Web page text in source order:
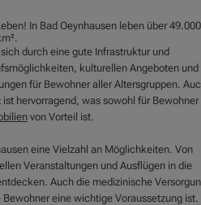
In Bad Oeynhausen leben über 49.000
durch eine gute Infrastruktur und
kulturellen Angeboten und
für Bewohner aller Altersgruppen.
hervorragend, was sowohl für Bewohner
von Vorteil ist.
eine Vielzahl an Möglichkeiten. Von
Veranstaltungen und Ausflügen in die
Auch die medizinische
eine wichtige Voraussetzung ist.